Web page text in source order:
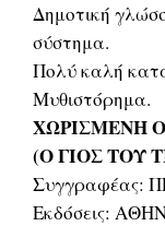
Δημοτική
σύστημα.
Πολύ καλή
Μυθιστόρημα.
ΧΩΡΙΣΜΕΝΗ
(Ο ΓΙΟΣ ΤΟΥ
Συγγραφέας:
Εκδόσεις: